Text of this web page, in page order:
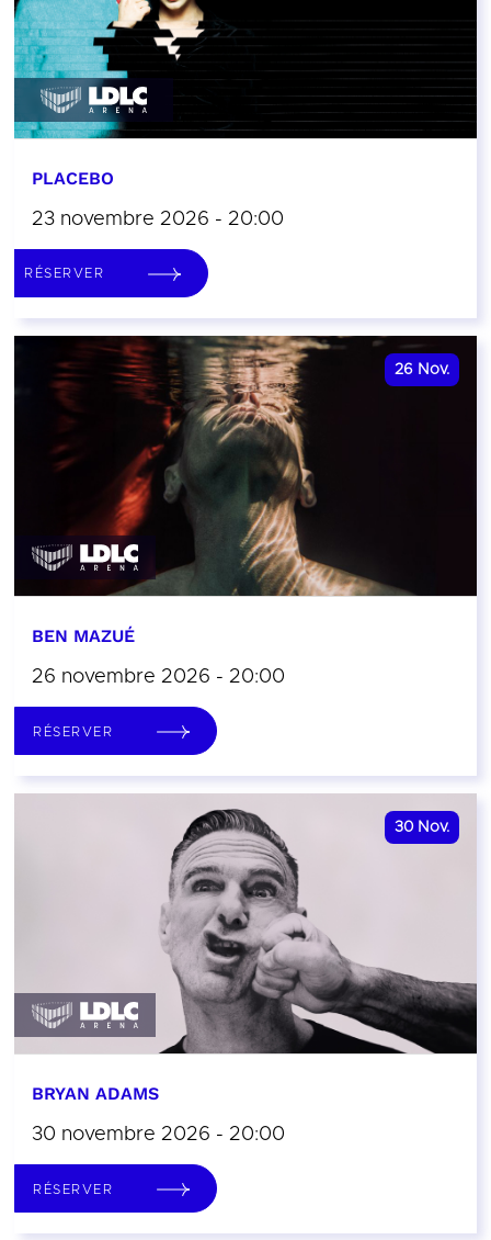
PLACEBO
23 novembre 2026 - 20:00
RÉSERVER
26 Nov.
BEN MAZUÉ
26 novembre 2026 - 20:00
RÉSERVER
30 Nov.
BRYAN ADAMS
30 novembre 2026 - 20:00
RÉSERVER